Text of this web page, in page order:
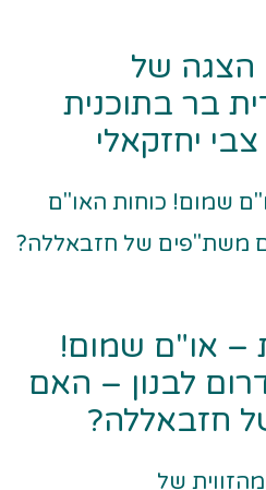
הצגה של
בר בתוכנית
יחזקאלי
– או"ם שמום!
לבנון – האם
חזבאללה?